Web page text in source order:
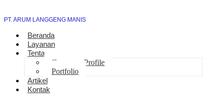
PT. ARUM LANGGENG MANIS
Beranda
Layanan
Tentang
Company Profile
Portfolio
Artikel
Kontak